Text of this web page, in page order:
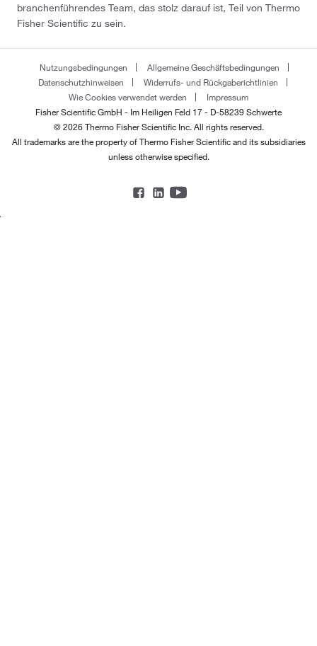
branchenführendes Team, das stolz darauf ist, Teil von Thermo
Fisher Scientific zu sein.
Nutzungsbedingungen
Allgemeine Geschäftsbedingungen
Datenschutzhinweisen
Widerrufs- und Rückgaberichtlinien
Wie Cookies verwendet werden
Impressum
Fisher Scientific GmbH - Im Heiligen Feld 17 - D-58239 Schwerte
© 2026 Thermo Fisher Scientific Inc. All rights reserved.
All trademarks are the property of Thermo Fisher Scientific and its subsidiaries
unless otherwise specified.